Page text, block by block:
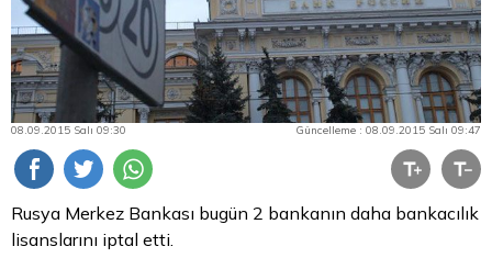
08.09.2015 Salı 09:30 Güncelleme : 08.09.2015 Salı 09:47
Rusya Merkez Bankası bugün 2 bankanın daha bankacılık
lisanslarını iptal etti.